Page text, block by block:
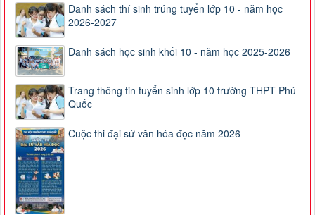
Danh sách thí sinh trúng tuyển lớp 10 - năm học
2026-2027
Danh sách học sinh khối 10 - năm học 2025-2026
Trang thông tin tuyển sinh lớp 10 trường THPT Phú
Quốc
Cuộc thi đại sứ văn hóa đọc năm 2026